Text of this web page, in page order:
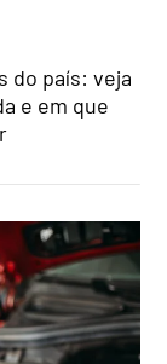
do país: veja
e em que